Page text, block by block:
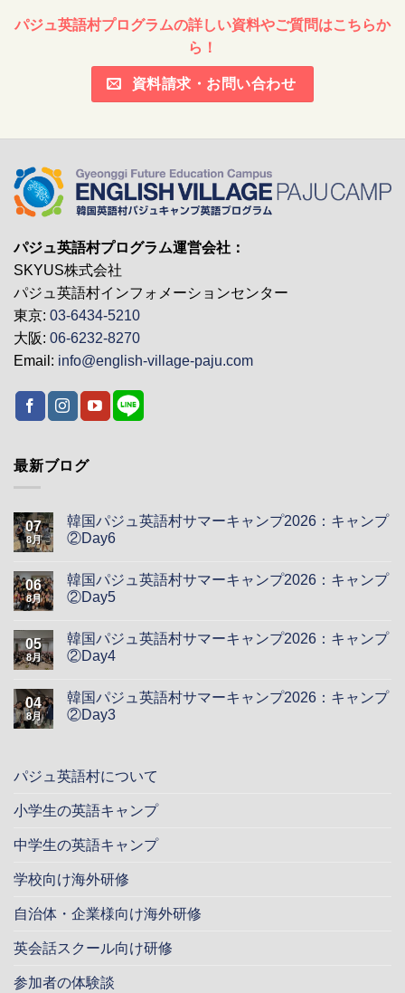
パジュ英語村プログラムの詳しい資料やご質問はこちらか
ら！
資料請求・お問い合わせ
パジュ英語村プログラム運営会社：
SKYUS株式会社
パジュ英語村インフォメーションセンター
東京: 03-6434-5210
大阪: 06-6232-8270
Email: info@english-village-paju.com
最新ブログ
07
8月
韓国パジュ英語村サマーキャンプ2026：キャンプ
②Day6
06
8月
韓国パジュ英語村サマーキャンプ2026：キャンプ
②Day5
05
8月
韓国パジュ英語村サマーキャンプ2026：キャンプ
②Day4
04
8月
韓国パジュ英語村サマーキャンプ2026：キャンプ
②Day3
パジュ英語村について
小学生の英語キャンプ
中学生の英語キャンプ
学校向け海外研修
自治体・企業様向け海外研修
英会話スクール向け研修
参加者の体験談